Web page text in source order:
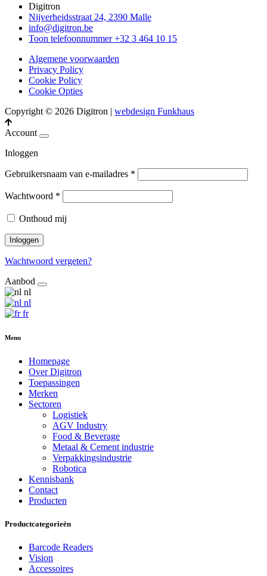
Digitron
Nijverheidsstraat 24, 2390 Malle
info@digitron.be
Toon telefoonnummer+32 3 464 10 15
Algemene voorwaarden
Privacy Policy
Cookie Policy
Cookie Opties
Copyright © 2026 Digitron | webdesign Funkhaus
Account
Inloggen
Gebruikersnaam van e-mailadres *
Wachtwoord *
Onthoud mij
Inloggen
Wachtwoord vergeten?
Aanbod
nl
nl
fr
Menu
Homepage
Over Digitron
Toepassingen
Merken
Sectoren
Logistiek
AGV Industry
Food & Beverage
Metaal & Cement industrie
Verpakkingsindustrie
Robotica
Kennisbank
Contact
Producten
Productcategorieën
Barcode Readers
Vision
Accessoires